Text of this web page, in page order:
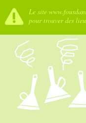
Le site
pour trouver des